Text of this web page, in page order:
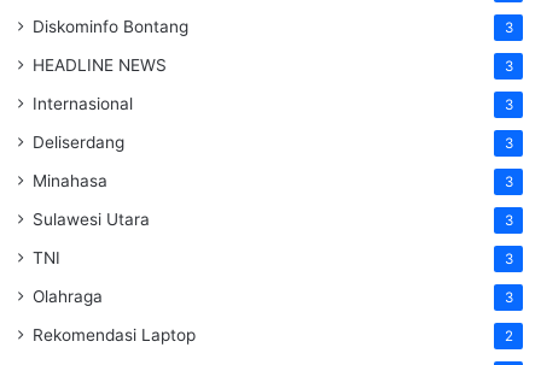
Diskominfo Bontang 3
HEADLINE NEWS 3
Internasional 3
Deliserdang 3
Minahasa 3
Sulawesi Utara 3
TNI 3
Olahraga 3
Rekomendasi Laptop 2